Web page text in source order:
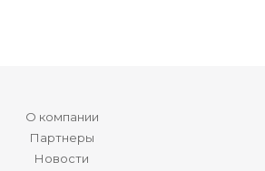
О компании
Партнеры
Новости